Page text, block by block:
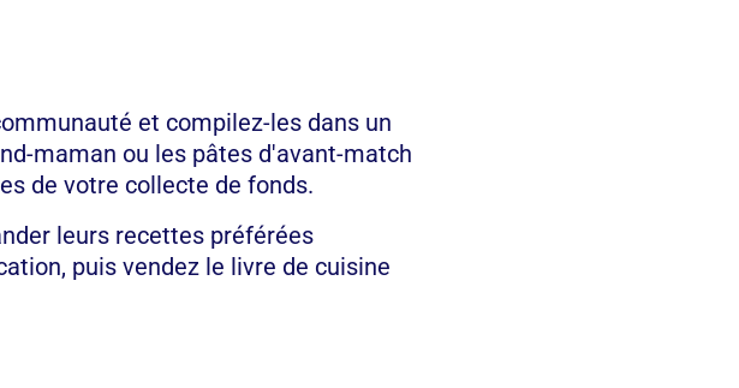
et compilez-les dans un
maman ou les pâtes d'avant-match
de votre collecte de fonds.
leurs recettes préférées
puis vendez le livre de cuisine